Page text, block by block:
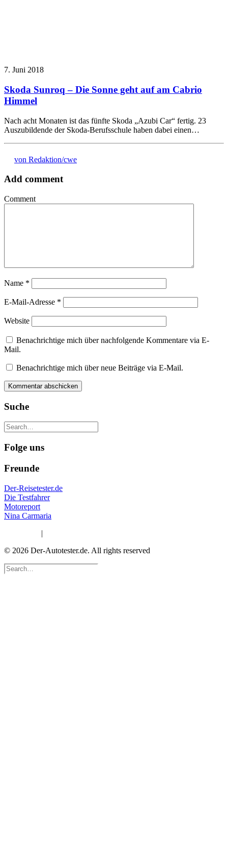
7. Juni 2018
Skoda Sunroq – Die Sonne geht auf am Cabrio
Himmel
Nach acht Monaten ist das fünfte Skoda „Azubi Car“ fertig. 23
Auszubildende der Skoda-Berufsschule haben dabei einen…
von Redaktion/cwe
Add comment
Comment
Name *
E-Mail-Adresse *
Website
Benachrichtige mich über nachfolgende Kommentare via E-
Mail.
Benachrichtige mich über neue Beiträge via E-Mail.
Suche
Folge uns
Freunde
Der-Reisetester.de
Die Testfahrer
Motoreport
Nina Carmaria
|
© 2026 Der-Autotester.de. All rights reserved